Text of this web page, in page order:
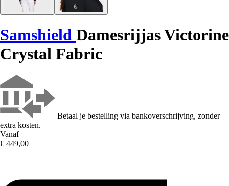
Samshield Damesrijjas Victorine
Crystal Fabric
Betaal je bestelling via bankoverschrijving, zonder
extra kosten.
Vanaf
€ 449,00